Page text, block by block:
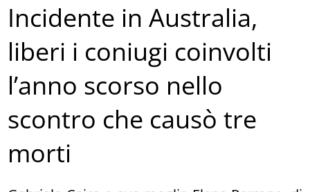
Incidente in Australia,
liberi i coniugi coinvolti
l’anno scorso nello
scontro che causò tre
morti